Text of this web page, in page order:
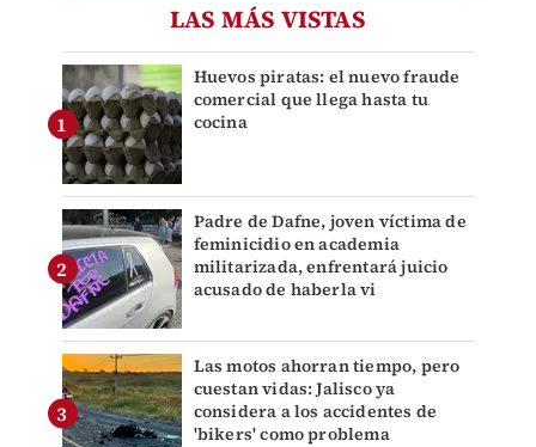
LAS MÁS VISTAS
Huevos piratas: el nuevo fraude
comercial que llega hasta tu
cocina
Padre de Dafne, joven víctima de
feminicidio en academia
militarizada, enfrentará juicio
acusado de haberla vi
Las motos ahorran tiempo, pero
cuestan vidas: Jalisco ya
considera a los accidentes de
'bikers' como problema